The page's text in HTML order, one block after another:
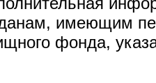
имеющим
фонда,